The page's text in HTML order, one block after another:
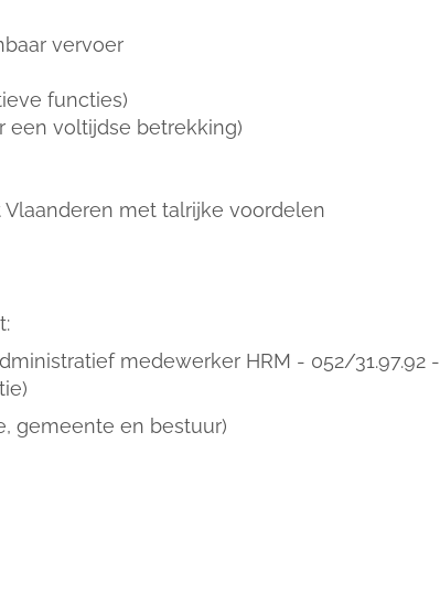
vervoer
functies)
een voltijdse betrekking)
met talrijke voordelen
medewerker HRM - 052/31.97.92 -
gemeente en bestuur)